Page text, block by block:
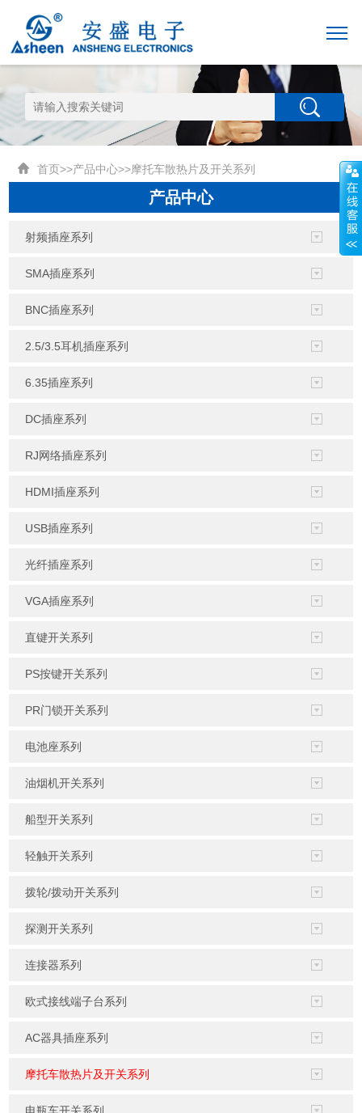
首页>>产品中心>>摩托车散热片及开关系列
产品中心
射频插座系列
SMA插座系列
BNC插座系列
2.5/3.5耳机插座系列
6.35插座系列
DC插座系列
RJ网络插座系列
HDMI插座系列
USB插座系列
光纤插座系列
VGA插座系列
直键开关系列
PS按键开关系列
PR门锁开关系列
电池座系列
油烟机开关系列
船型开关系列
轻触开关系列
拨轮/拨动开关系列
探测开关系列
连接器系列
欧式接线端子台系列
AC器具插座系列
摩托车散热片及开关系列